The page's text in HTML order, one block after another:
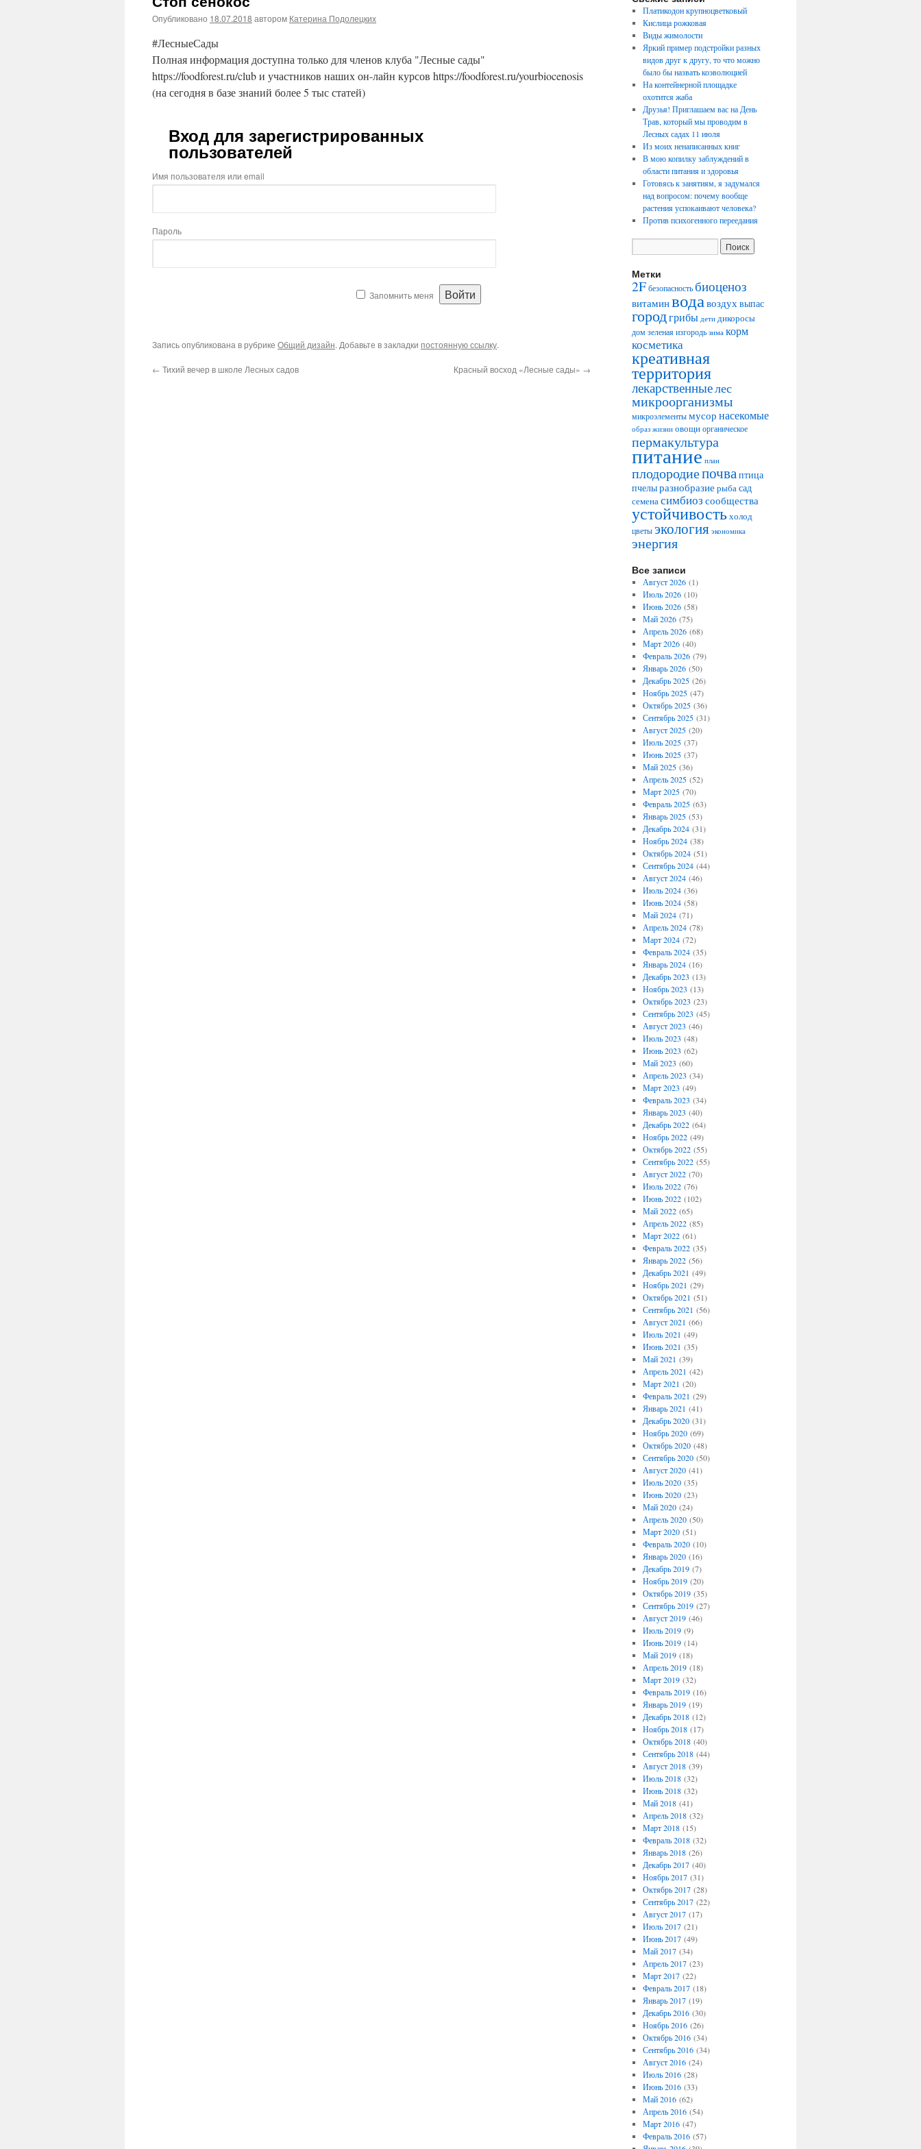
Опубликовано 18.07.2018 автором Катерина Подолецких
#ЛесныеСады
Полная информация доступна только для членов клуба "Лесные сады"
https://foodforest.ru/club и участников наших он-лайн курсов https://foodforest.ru/yourbiocenosis
(на сегодня в базе знаний более 5 тыс статей)
Вход для зарегистрированных
пользователей
Имя пользователя или email
Пароль
Запомнить меня
Запись опубликована в рубрике Общий дизайн. Добавьте в закладки постоянную ссылку.
← Тихий вечер в школе Лесных садов Красный восход «Лесные сады» →
Платикодон крупноцветковый
Кислица рожковая
Виды жимолости
Яркий пример подстройки разных
видов друг к другу, то что можно
было бы назвать коэволюцией
На контейнерной площадке
охотится жаба
Друзья! Приглашаем вас на День
Трав, который мы проводим в
Лесных садах 11 июля
Из моих ненаписанных книг
В мою копилку заблуждений в
области питания и здоровья
Готовясь к занятиям, я задумался
над вопросом: почему вообще
растения успокаивают человека?
Против психогенного переедания
Метки
2F безопасность биоценоз
витаминводавоздухвыпас
городгрибы дети дикоросы
домзеленая изгородь зима корм
косметика
креативная
территория
лекарственныелес
микроорганизмы
микроэлементымусор насекомые
образ жизни овощи органическое
пермакультура
питание план
плодородиепочваптица
пчелыразнобразие рыбасад
семенасимбиоз сообщества
устойчивостьхолод
цветы экология экономика
энергия
Все записи
Август 2026(1)
Июль 2026(10)
Июнь 2026(58)
Май 2026(75)
Апрель 2026(68)
Март 2026(40)
Февраль 2026(79)
Январь 2026(50)
Декабрь 2025(26)
Ноябрь 2025(47)
Октябрь 2025(36)
Сентябрь 2025(31)
Август 2025(20)
Июль 2025(37)
Июнь 2025(37)
Май 2025(36)
Апрель 2025(52)
Март 2025(70)
Февраль 2025(63)
Январь 2025(53)
Декабрь 2024(31)
Ноябрь 2024(38)
Октябрь 2024(51)
Сентябрь 2024(44)
Август 2024(46)
Июль 2024(36)
Июнь 2024(58)
Май 2024(71)
Апрель 2024(78)
Март 2024(72)
Февраль 2024(35)
Январь 2024(16)
Декабрь 2023 (13)
Ноябрь 2023 (13)
Октябрь 2023 (23)
Сентябрь 2023 (45)
Август 2023 (46)
Июль 2023 (48)
Июнь 2023 (62)
Май 2023 (60)
Апрель 2023 (34)
Март 2023 (49)
Февраль 2023 (34)
Январь 2023 (40)
Декабрь 2022(64)
Ноябрь 2022(49)
Октябрь 2022(55)
Сентябрь 2022(55)
Август 2022(70)
Июль 2022(76)
Июнь 2022(102)
Май 2022(65)
Апрель 2022(85)
Март 2022(61)
Февраль 2022(35)
Январь 2022(56)
Декабрь 2021 (49)
Ноябрь 2021 (29)
Октябрь 2021 (51)
Сентябрь 2021 (56)
Август 2021 (66)
Июль 2021 (49)
Июнь 2021 (35)
Май 2021 (39)
Апрель 2021 (42)
Март 2021 (20)
Февраль 2021 (29)
Январь 2021 (41)
Декабрь 2020(31)
Ноябрь 2020(69)
Октябрь 2020(48)
Сентябрь 2020(50)
Август 2020(41)
Июль 2020(35)
Июнь 2020(23)
Май 2020(24)
Апрель 2020(50)
Март 2020(51)
Февраль 2020(10)
Январь 2020(16)
Декабрь 2019(7)
Ноябрь 2019(20)
Октябрь 2019(35)
Сентябрь 2019(27)
Август 2019(46)
Июль 2019(9)
Июнь 2019(14)
Май 2019(18)
Апрель 2019(18)
Март 2019(32)
Февраль 2019(16)
Январь 2019(19)
Декабрь 2018(12)
Ноябрь 2018(17)
Октябрь 2018(40)
Сентябрь 2018(44)
Август 2018(39)
Июль 2018(32)
Июнь 2018(32)
Май 2018(41)
Апрель 2018(32)
Март 2018(15)
Февраль 2018(32)
Январь 2018(26)
Декабрь 2017(40)
Ноябрь 2017(31)
Октябрь 2017(28)
Сентябрь 2017(22)
Август 2017(17)
Июль 2017(21)
Июнь 2017(49)
Май 2017(34)
Апрель 2017(23)
Март 2017(22)
Февраль 2017(18)
Январь 2017(19)
Декабрь 2016(30)
Ноябрь 2016(26)
Октябрь 2016(34)
Сентябрь 2016(34)
Август 2016(24)
Июль 2016(28)
Июнь 2016(33)
Май 2016(62)
Апрель 2016(54)
Март 2016(47)
Февраль 2016(57)